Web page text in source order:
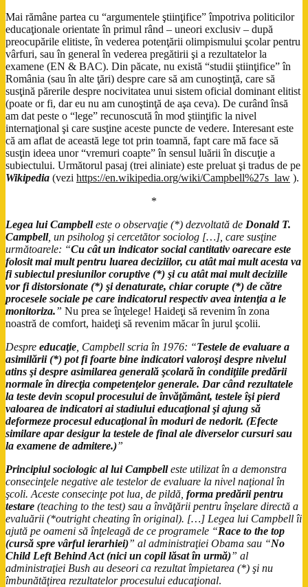
Mai rămâne partea cu “argumentele ştiinţifice” împotriva politicilor
educaţionale orientate în primul rând – uneori exclusiv – după
preocupările elitiste, în vederea potenţării olimpismului şcolar pentru
vârfuri, sau în general în vederea pregătirii şi a rezultatelor la
examene (EN & BAC). Din păcate, nu există “studii ştiinţifice” în
România (sau în alte ţări) despre care să am cunoştinţă, care să
susţină părerile despre nocivitatea unui sistem oficial dominant elitist
(poate or fi, dar eu nu am cunoştinţă de aşa ceva). De curând însă
am dat peste o “lege” recunoscută în mod ştiinţific la nivel
internaţional şi care susţine aceste puncte de vedere. Interesant este
că am aflat de această lege tot prin toamnă, fapt care mă face să
susţin ideea unor “vremuri coapte” în sensul luării în discuţie a
subiectului. Următorul pasaj (trei aliniate) este preluat şi tradus de pe
Wikipedia (vezi https://en.wikipedia.org/wiki/Campbell%27s_law ).
*
Legea lui Campbelleste o observaţie (*) dezvoltată de Donald T.
Campbell, un psiholog şi cercetător sociolog […], care susţine
următoarele: “Cu cât un indicator social cantitativ oarecare este
folosit mai mult pentru luarea deciziilor, cu atât mai mult acesta va
fi subiectul presiunilor coruptive (*) şi cu atât mai mult deciziile
vor fi distorsionate (*) şi denaturate, chiar corupte (*) de către
procesele sociale pe care indicatorul respectiv avea intenţia a le
monitoriza.” Nu prea se înţelege! Haideţi să revenim în zona
noastră de comfort, haideţi să revenim măcar în jurul şcolii.
Despre educaţie , Campbell scria în 1976: “Testele de evaluare a
asimilării (*) pot fi foarte bine indicatori valoroşi despre nivelul
atins şi despre asimilarea generală şcolară în condiţiile predării
normale în direcţia competenţelor generale. Dar când rezultatele
la teste devin scopul procesului de învăţământ, testele îşi pierd
valoarea de indicatori ai stadiului educaţional şi ajung să
deformeze procesul educaţional în moduri de nedorit. (Efecte
similare apar desigur la testele de final ale diverselor cursuri sau
la examene de admitere.)”
Principiul sociologic al lui Campbelleste utilizat în a demonstra
consecinţele negative ale testelor de evaluare la nivel naţional în
şcoli. Aceste consecinţe pot lua, de pildă, forma predării pentru
testare (teaching to the test) sau a învăţării pentru înşelare directă a
evaluării (*outright cheating în original). […] Legea lui Campbell îi
ajută pe oameni să înţeleagă de ce programele “Race to the top
(cursă spre vârful ierarhiei)” al administraţiei Obama sau “No
Child Left Behind Act (nici un copil lăsat în urmă)” al
administraţiei Bush au deseori ca rezultat împietarea (*) şi nu
îmbunătăţirea rezultatelor procesului educaţional.